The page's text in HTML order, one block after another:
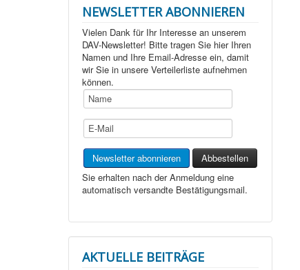
NEWSLETTER ABONNIEREN
Vielen Dank für Ihr Interesse an unserem
DAV-Newsletter! Bitte tragen Sie hier Ihren
Namen und Ihre Email-Adresse ein, damit
wir Sie in unsere Verteilerliste aufnehmen
können.
Sie erhalten nach der Anmeldung eine
automatisch versandte Bestätigungsmail.
AKTUELLE BEITRÄGE